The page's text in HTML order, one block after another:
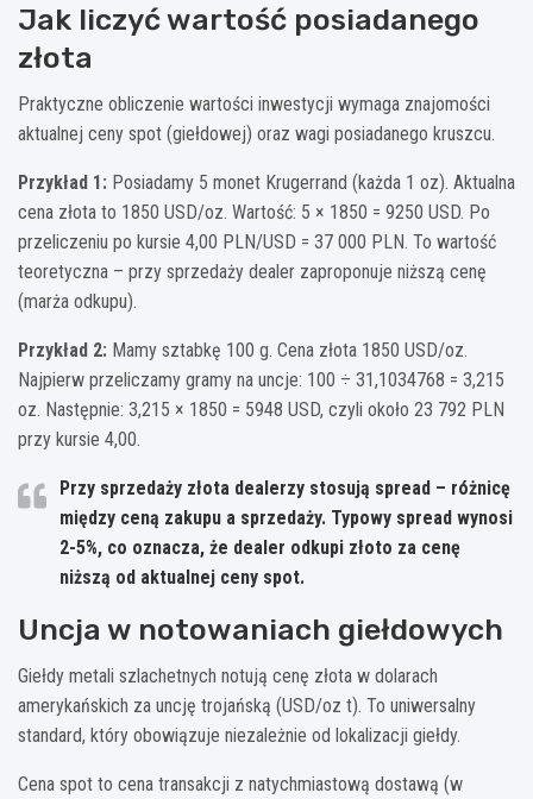
Jak liczyć wartość posiadanego
złota
Praktyczne obliczenie wartości inwestycji wymaga znajomości
aktualnej ceny spot (giełdowej) oraz wagi posiadanego kruszcu.
Przykład 1: Posiadamy 5 monet Krugerrand (każda 1 oz). Aktualna
cena złota to 1850 USD/oz. Wartość: 5 × 1850 = 9250 USD. Po
przeliczeniu po kursie 4,00 PLN/USD = 37 000 PLN. To wartość
teoretyczna – przy sprzedaży dealer zaproponuje niższą cenę
(marża odkupu).
Przykład 2: Mamy sztabkę 100 g. Cena złota 1850 USD/oz.
Najpierw przeliczamy gramy na uncje: 100 ÷ 31,1034768 = 3,215
oz. Następnie: 3,215 × 1850 = 5948 USD, czyli około 23 792 PLN
przy kursie 4,00.
Przy sprzedaży złota dealerzy stosują spread – różnicę
między ceną zakupu a sprzedaży. Typowy spread wynosi
2-5%, co oznacza, że dealer odkupi złoto za cenę
niższą od aktualnej ceny spot.
Uncja w notowaniach giełdowych
Giełdy metali szlachetnych notują cenę złota w dolarach
amerykańskich za uncję trojańską (USD/oz t). To uniwersalny
standard, który obowiązuje niezależnie od lokalizacji giełdy.
Cena spot to cena transakcji z natychmiastową dostawą (w